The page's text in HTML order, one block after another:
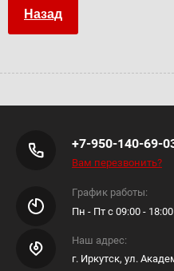
Назад
+7-950-140-69-
Вам перезвонить?
График работы:
Пн - Пт с 09:00 - 18:00
Наш адрес:
г. Иркутск, ул.